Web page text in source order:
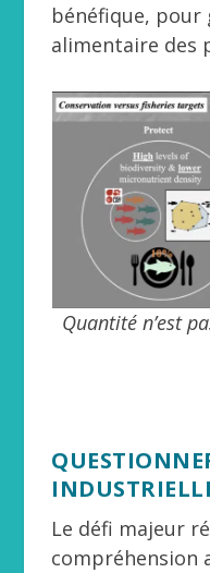
bénéfique,
alimentaire des
Quantité n’est
Le défi majeur
compréhension